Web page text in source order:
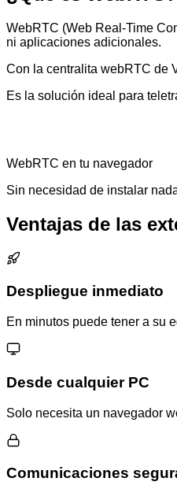
WebRTC (Web Real-Time
ni aplicaciones adicionales.
Con la centralita webRTC de
Es la solución ideal para
WebRTC en tu navegador
Sin necesidad de instalar
Ventajas de las
Despliegue inmediato
En minutos puede tener a su
Desde cualquier PC
Solo necesita un navegador
Comunicaciones